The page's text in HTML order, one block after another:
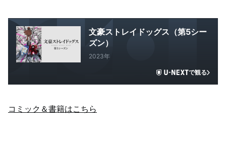
文豪ストレイドッグス（第5シー
ズン）
2023年
で観る
コミック＆書籍はこちら